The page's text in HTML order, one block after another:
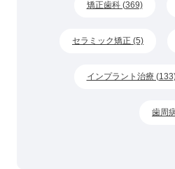
矯正歯科 (369)
セラミック矯正 (5)
インプラント治療
歯周